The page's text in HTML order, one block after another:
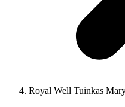
Royal Well Tuinkas